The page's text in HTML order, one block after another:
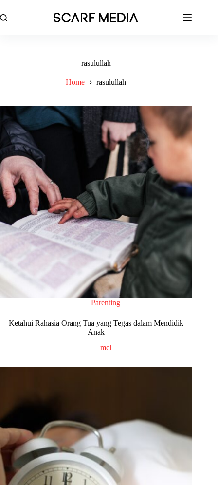
to
content
rasulullah
Home rasulullah
Parenting
Ketahui Rahasia Orang Tua yang Tegas dalam Mendidik
Anak
mel